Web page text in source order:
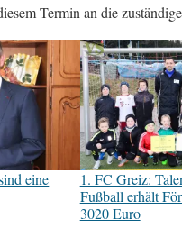
Termin an die
eine
1. FC Greiz:
Fußball erhält
3020 Euro